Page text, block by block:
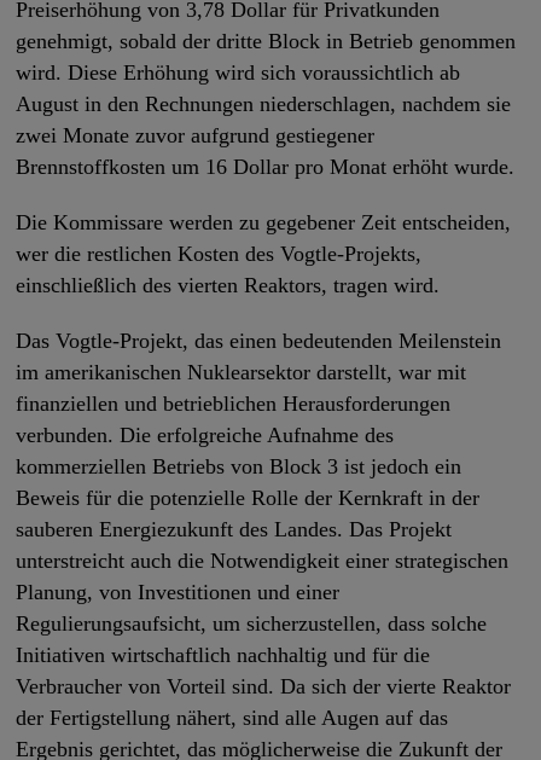
Preiserhöhung von 3,78 Dollar für Privatkunden
genehmigt, sobald der dritte Block in Betrieb genommen
wird. Diese Erhöhung wird sich voraussichtlich ab
August in den Rechnungen niederschlagen, nachdem sie
zwei Monate zuvor aufgrund gestiegener
Brennstoffkosten um 16 Dollar pro Monat erhöht wurde.
Die Kommissare werden zu gegebener Zeit entscheiden,
wer die restlichen Kosten des Vogtle-Projekts,
einschließlich des vierten Reaktors, tragen wird.
Das Vogtle-Projekt, das einen bedeutenden Meilenstein
im amerikanischen Nuklearsektor darstellt, war mit
finanziellen und betrieblichen Herausforderungen
verbunden. Die erfolgreiche Aufnahme des
kommerziellen Betriebs von Block 3 ist jedoch ein
Beweis für die potenzielle Rolle der Kernkraft in der
sauberen Energiezukunft des Landes. Das Projekt
unterstreicht auch die Notwendigkeit einer strategischen
Planung, von Investitionen und einer
Regulierungsaufsicht, um sicherzustellen, dass solche
Initiativen wirtschaftlich nachhaltig und für die
Verbraucher von Vorteil sind. Da sich der vierte Reaktor
der Fertigstellung nähert, sind alle Augen auf das
Ergebnis gerichtet, das möglicherweise die Zukunft der